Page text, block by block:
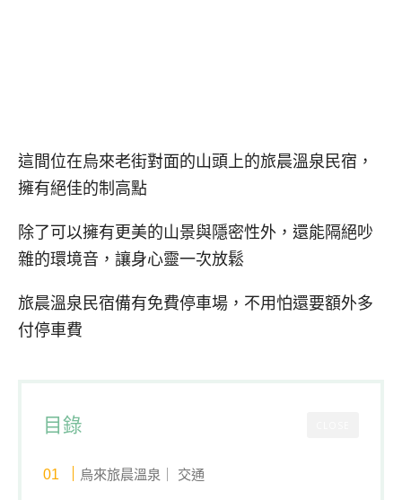
這間位在烏來老街對面的山頭上的旅晨溫泉民宿，
擁有絕佳的制高點
除了可以擁有更美的山景與隱密性外，還能隔絕吵
雜的環境音，讓身心靈一次放鬆
旅晨溫泉民宿備有免費停車場，不用怕還要額外多
付停車費
目錄
烏來旅晨溫泉｜ 交通